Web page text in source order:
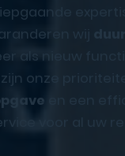
wij
als nieuw
onze
en een
voor al uw